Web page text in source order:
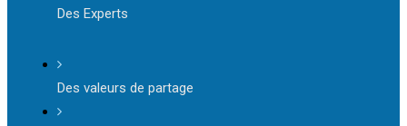
Des Experts
Des valeurs de partage